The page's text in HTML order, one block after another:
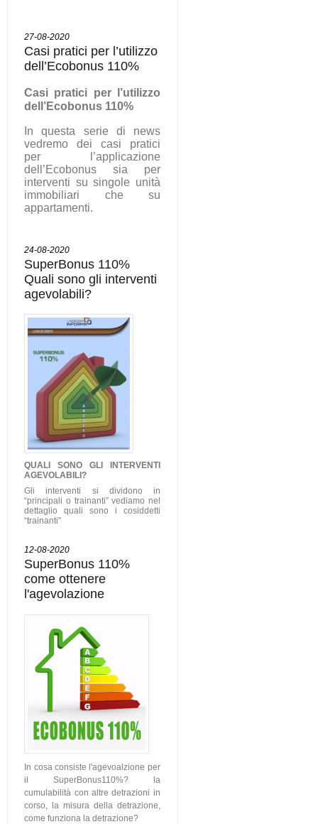
27-08-2020
Casi pratici per l’utilizzo
dell’Ecobonus 110%
Casi pratici per l’utilizzo
dell’Ecobonus 110%
In questa serie di news
vedremo dei casi pratici
per l’applicazione
dell’Ecobonus sia per
interventi su singole unità
immobiliari che su
appartamenti.
24-08-2020
SuperBonus 110%
Quali sono gli interventi
agevolabili?
QUALI SONO GLI
INTERVENTI
AGEVOLABILI?
Gli interventi si dividono in
“principali o trainanti” vediamo nel
dettaglio quali sono i cosiddetti
“trainanti”
12-08-2020
SuperBonus 110%
come ottenere
l'agevolazione
In cosa consiste l'agevoalzione per
il SuperBonus110%? la
cumulabilità con altre detrazioni in
corso, la misura della detrazione,
come funziona la detrazione?